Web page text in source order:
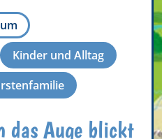
Kinder und Alltag
das Auge blickt